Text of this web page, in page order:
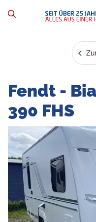
Fendt -
390 FHS